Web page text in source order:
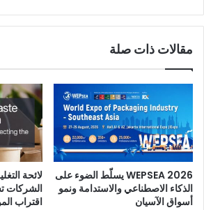
مقالات ذات صلة
WEPSEA 2026 يسلّط الضوء على
الذكاء الاصطناعي والاستدامة ونمو
أسواق الآسيان
لائحة
الشركات
اقتراب